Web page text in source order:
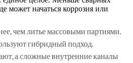
может начаться коррозия или
чем литье массовыми партиями.
гибридный подход.
а сложные внутренние каналы